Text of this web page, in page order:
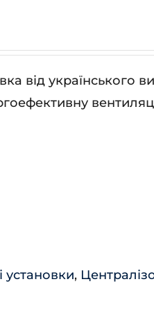
від українського
установки,